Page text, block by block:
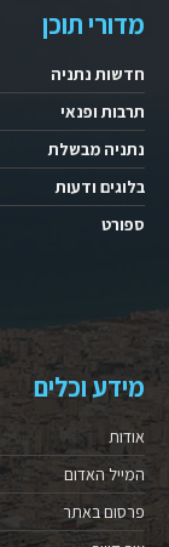
מדורי תוכן
חדשות נתניה
תרבות ופנאי
נתניה מבשלת
בלוגים ודעות
ספורט
מידע וכלים
אודות
המייל האדום
פרסום באתר